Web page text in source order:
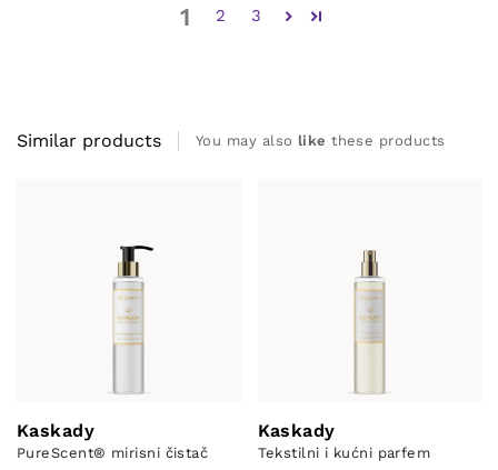
1 2 3
Similar products You may also like these products
Kaskady
PureScent®️ mirisni čistač
Kaskady
Tekstilni i kućni parfem